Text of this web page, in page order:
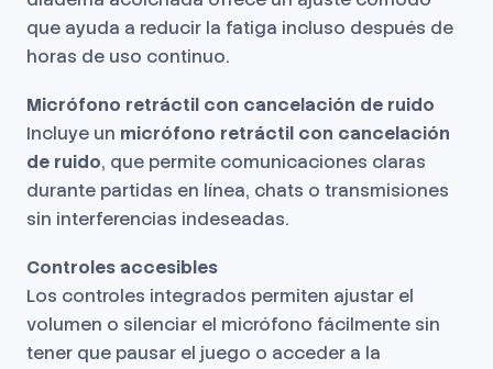
que ayuda a reducir la fatiga incluso después de
horas de uso continuo.
Micrófono retráctil con cancelación de ruido
Incluye un micrófono retráctil con cancelación
de ruido, que permite comunicaciones claras
durante partidas en línea, chats o transmisiones
sin interferencias indeseadas.
Controles accesibles
Los controles integrados permiten ajustar el
volumen o silenciar el micrófono fácilmente sin
tener que pausar el juego o acceder a la